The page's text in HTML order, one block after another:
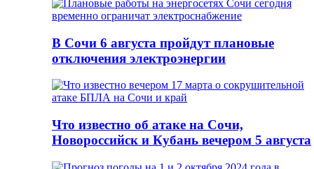
В Сочи 6 августа пройдут плановые
отключения электроэнергии
Что известно об атаке на Сочи,
Новороссийск и Кубань вечером 5 августа